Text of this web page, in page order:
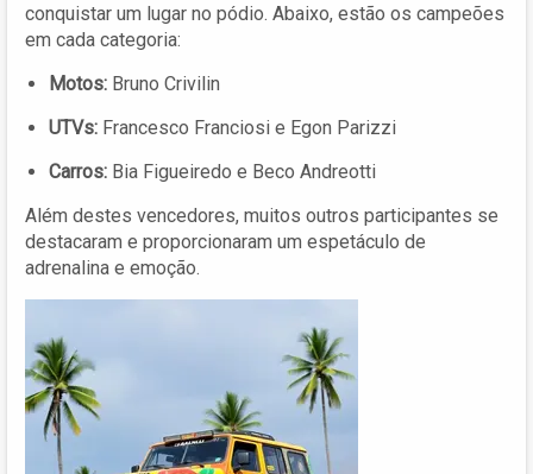
conquistar um lugar no pódio. Abaixo, estão os campeões
em cada categoria:
Motos: Bruno Crivilin
UTVs: Francesco Franciosi e Egon Parizzi
Carros: Bia Figueiredo e Beco Andreotti
Além destes vencedores, muitos outros participantes se
destacaram e proporcionaram um espetáculo de
adrenalina e emoção.